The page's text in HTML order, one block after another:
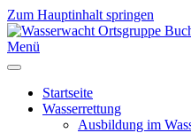
Zum Hauptinhalt springen
Menü
Startseite
Wasserrettung
Ausbildung im